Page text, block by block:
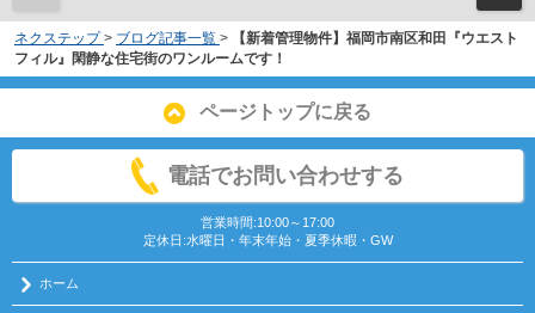
ネクステップ > ブログ記事一覧 >
【新着管理物件】福岡市南区和田『ウエスト
フィル』閑静な住宅街のワンルームです！
ページトップに戻る
電話でお問い合わせする
営業時間:10:00～17:00
定休日:水曜日・年末年始・夏季休暇・GW
ホーム